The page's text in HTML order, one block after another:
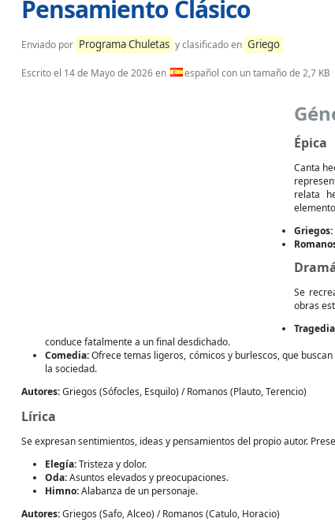
Pensamiento Clásico
Enviado por Programa Chuletas y clasificado en Griego
Escrito el 14 de Mayo de 2026en español con un tamaño de 2,7 KB
Épica
Canta
relata
Griegos:
Se
obras
conduce fatalmente a un final desdichado.
Comedia:Ofrece temas ligeros, cómicos y burlescos, que
la sociedad.
Autores:Griegos (Sófocles, Esquilo) / Romanos (Plauto, Terencio)
Lírica
Se expresan sentimientos, ideas y pensamientos del propio autor.
Elegía:Tristeza y dolor.
Oda:Asuntos elevados y preocupaciones.
Himno:Alabanza de un personaje.
Autores:Griegos (Safo, Alceo) / Romanos (Catulo, Horacio)